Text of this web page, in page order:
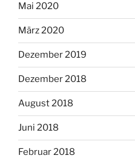
Mai 2020
März 2020
Dezember 2019
Dezember 2018
August 2018
Juni 2018
Februar 2018